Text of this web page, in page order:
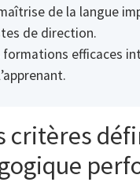
de la langue
de direction.
formations efficaces
critères